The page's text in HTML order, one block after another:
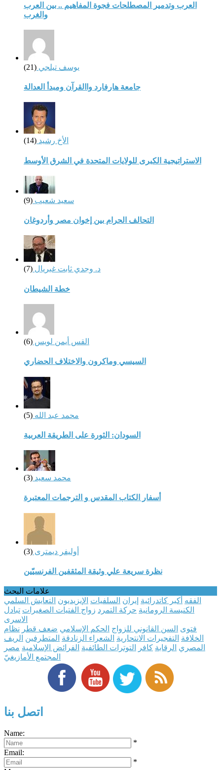
العرب وتدمير المصطلحات فجوة المفاهيم .. بين العرب
والغرب
يوسف تيلجي (21)
جامعة هارفارد واالقرآن ومبدأ العدالة
الأخ رشيد (14)
الاستراتيجية الكبرى للولايات المتحدة في الشرق الأوسط
سعيد شعيب (9)
التحالف الحرام بين إخوان مصر وأردوغان
د. وجدي ثابت غبريال (7)
خطة الشيطان
القس أيمن لويس (6)
السيسي وماكرون والاختلاف الحضاري
محمد عبد الله (5)
السودان: الثورة على الطريقة العربية
محمد سعيد (3)
أسفار الكتاب المقدس و الترجمات المعتبرة
أوليفر ديمترى (3)
نظرة سريعة علي وثيقة المثقفين الفرنسيّين
علامات البحث
الفقه أكبر كاتدرائية إيران السلفيات الإيزيديون التعايش السلمي
الكنيسة الرومانية حركة التمرد زواج الفتيات الصغيرات تبادل
الاسرى
فتوى السن القانوني للزواج الحكم الإسلامي ضعف قطر نظام
الخلافة التفجيرات الانتحارية الشعراء الزنادقة المتطرفين الريف
المصري الرقابة كافر التوترات الطائفية الفرائض الإسلامية مصر
المجتمع الأمازيغيّ
اتصل بنا
Name:
*
Email:
*